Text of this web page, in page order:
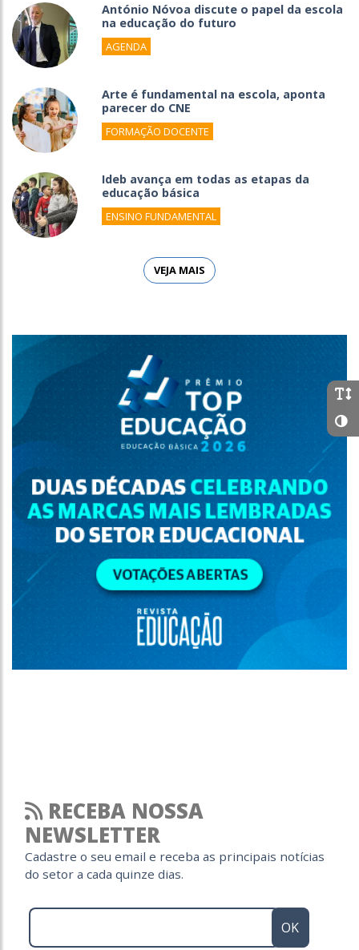
António Nóvoa discute o papel da escola
na educação do futuro
AGENDA
Arte é fundamental na escola, aponta
parecer do CNE
FORMAÇÃO DOCENTE
Ideb avança em todas as etapas da
educação básica
ENSINO FUNDAMENTAL
VEJA MAIS
RECEBA NOSSA
NEWSLETTER
Cadastre o seu email e receba as principais notícias
do setor a cada quinze dias.